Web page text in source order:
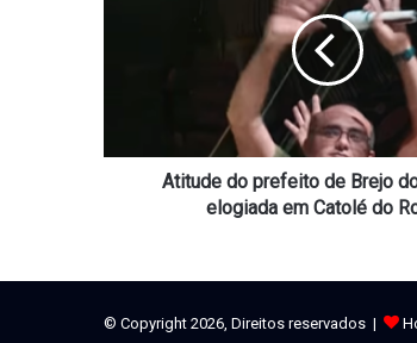
elogiada
Atitude do prefeito de Brejo
elogiada em Catolé do
© Copyright 2026, Direitos reservados |